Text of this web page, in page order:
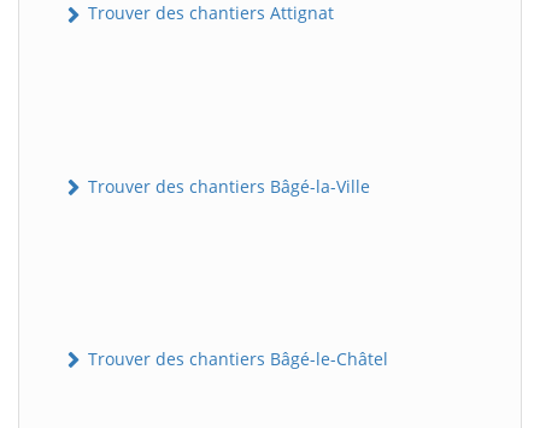
Trouver des chantiers Attignat
Trouver des chantiers Bâgé-la-Ville
Trouver des chantiers Bâgé-le-Châtel